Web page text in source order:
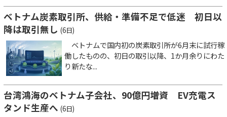
ベトナム炭素取引所、供給・準備不足で低迷 初日以
降は取引無し (6日)
ベトナムで国内初の炭素取引所が6月末に試行稼
働したものの、初日の取引以降、1か月余りにわた
り新たな...
台湾鴻海のベトナム子会社、90億円増資 EV充電ス
タンド生産へ (6日)